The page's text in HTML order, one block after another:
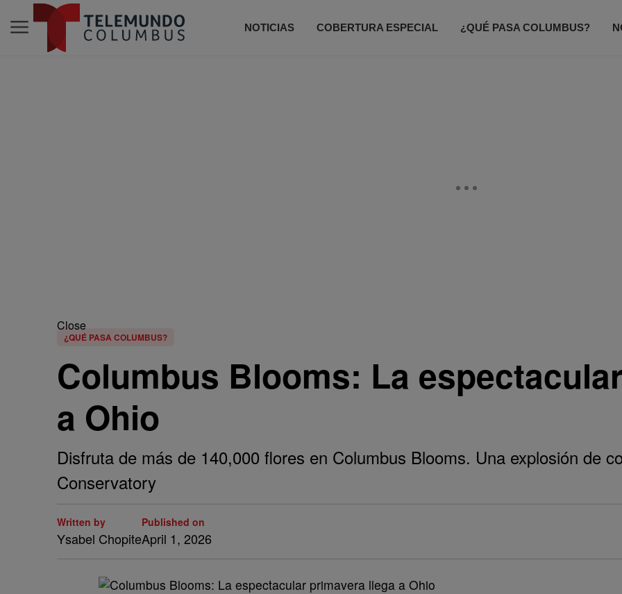
NOTICIAS COBERTURA ESPECIAL ¿QUÉ PASA COLUMBUS?
Close
¿QUÉ PASA COLUMBUS?
Columbus Blooms: La
a Ohio
Disfruta de más de 140,000 flores en Columbus Blooms. Una explosión de
Conservatory
Written by
Ysabel Chopite
Published on
April 1, 2026